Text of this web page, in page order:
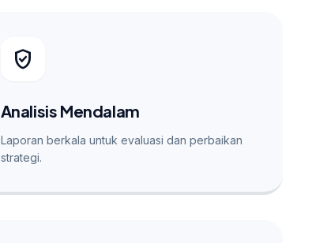
verified_user
Analisis Mendalam
Laporan berkala untuk evaluasi dan perbaikan
strategi.